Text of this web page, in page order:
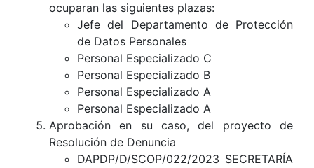
ocuparan las siguientes plazas:
Jefe del Departamento de Protección
de Datos Personales
Personal Especializado C
Personal Especializado B
Personal Especializado A
Personal Especializado A
Aprobación en su caso, del proyecto de
Resolución de Denuncia
DAPDP/D/SCOP/022/2023 SECRETARÍA